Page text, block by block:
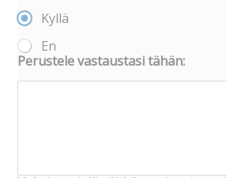
Kyllä
En
Perustele vastaustasi tähän: